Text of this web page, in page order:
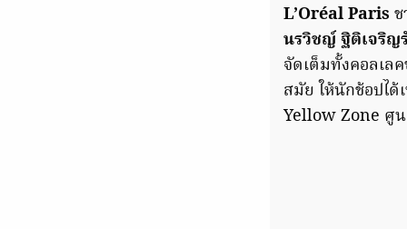
L’Oréal Paris
นรวิชญ์ ฐิติเจริ
จัดเต็มทั้งคอลเ
สมัย ให้นักช้อปไ
Yellow Zone ศูน